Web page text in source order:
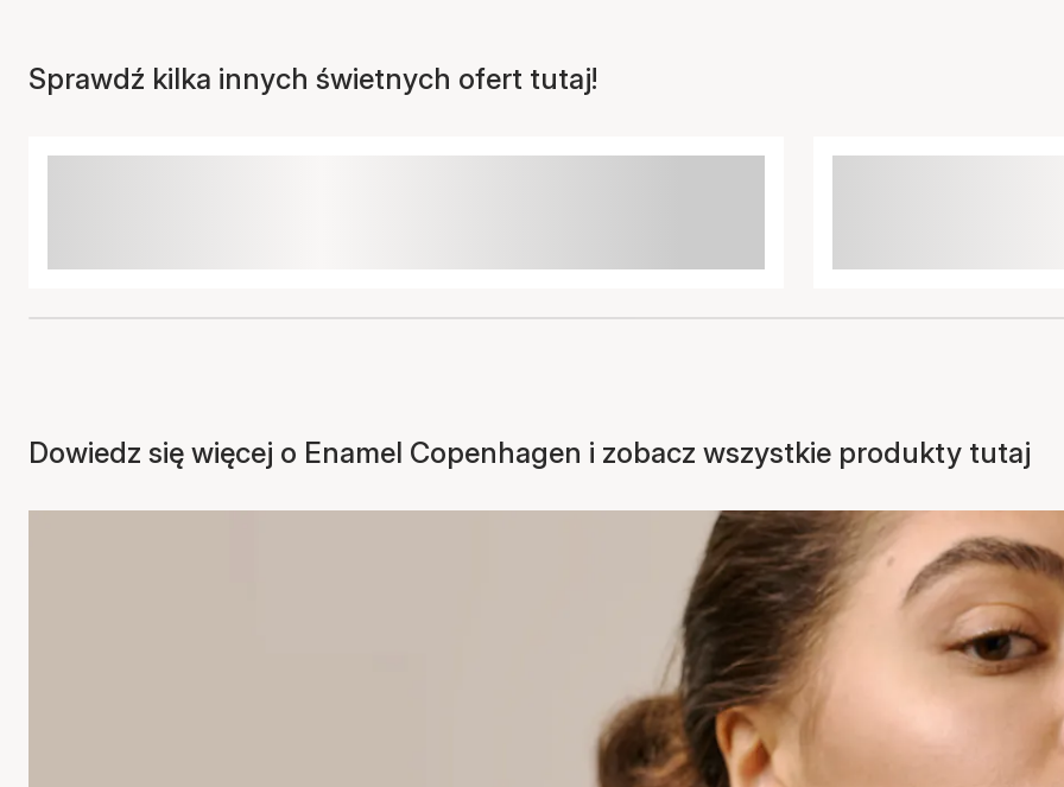
Sprawdź kilka innych świetnych ofert tutaj!
Dowiedz się więcej o Enamel Copenhagen i zobacz wszystkie produkty tutaj